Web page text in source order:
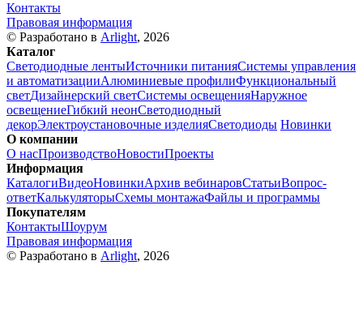
Контакты
Правовая информация
© Разработано в Arlight, 2026
Каталог
Светодиодные лентыИсточники питанияСистемы управления
и автоматизацииАлюминиевые профилиФункциональный
светДизайнерский светСистемы освещенияНаружное
освещениеГибкий неонСветодиодный
декорЭлектроустановочные изделияСветодиоды Новинки
О компании
О насПроизводствоНовостиПроекты
Информация
КаталогиВидеоНовинкиАрхив вебинаровСтатьиВопрос-
ответКалькуляторыСхемы монтажаФайлы и программы
Покупателям
КонтактыШоурум
Правовая информация
© Разработано в Arlight, 2026